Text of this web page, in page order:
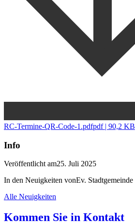
RC-Termine-QR-Code-1.pdfpdf | 90,2 KB
Info
Veröffentlicht am25. Juli 2025
In den Neuigkeiten vonEv. Stadtgemeinde
Alle Neuigkeiten
Kommen Sie in Kontakt